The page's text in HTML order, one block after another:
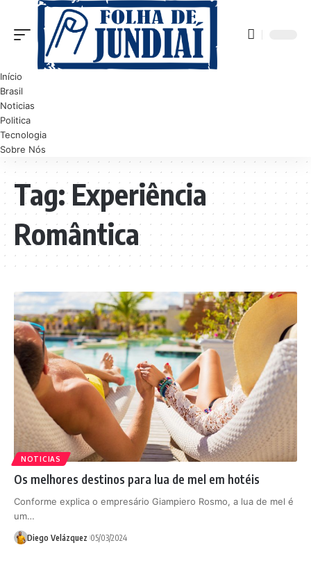
Início
Brasil
Noticias
Politica
Tecnologia
Sobre Nós
Tag:Experiência
Romântica
NOTICIAS
Os melhores destinos para lua de mel em hotéis
Conforme explica o empresário Giampiero Rosmo, a lua de mel é
um…
Diego Velázquez 05/03/2024